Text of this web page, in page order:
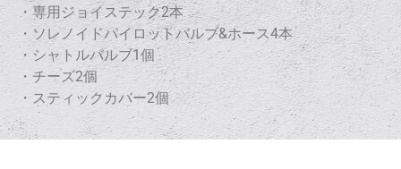
・専用ジョイステック2本
・ソレノイドパイロットバルブ&ホース4本
・シャトルバルブ1個
・チーズ2個
・スティックカバー2個